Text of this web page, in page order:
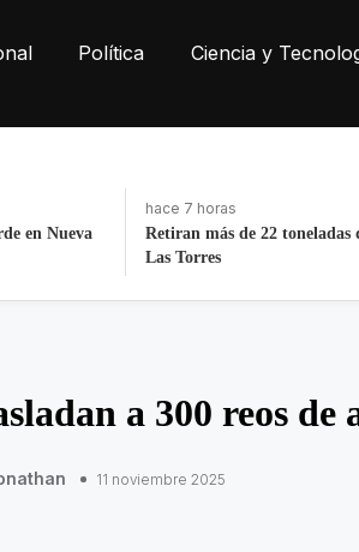
Política Ciencia y
de Av
hace 12 horas
Exintegrante de la GN
irregularidades
a 300 reos
11 noviembre 2025